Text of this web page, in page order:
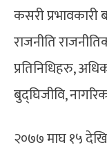
कसरी
राजनीति
प्रतिनिधिहरु,
बुद्घिजीवि,
२०७७ माघ १५